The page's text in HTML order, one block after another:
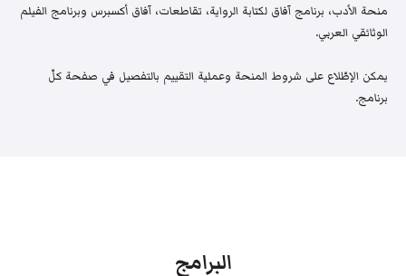
منحة الأدب، برنامج آفاق لكتابة الرواية، تقاطعات، آفاق أكسبرس وبرنامج الفيلم
الوثائقي العربي.
يمكن الإطّلاع على شروط المنحة وعملية التقييم بالتفصيل في صفحة كلّ
برنامج.
البرامج